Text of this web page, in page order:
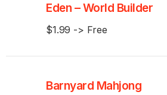
Eden – World Builder
$1.99 -> Free
Barnyard Mahjong